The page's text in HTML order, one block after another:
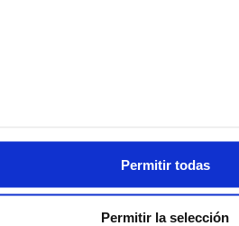
Permitir todas
Permitir la selección
su nivel de satisfacción con
afectivo y hacer del amor
y saludable. La adicción